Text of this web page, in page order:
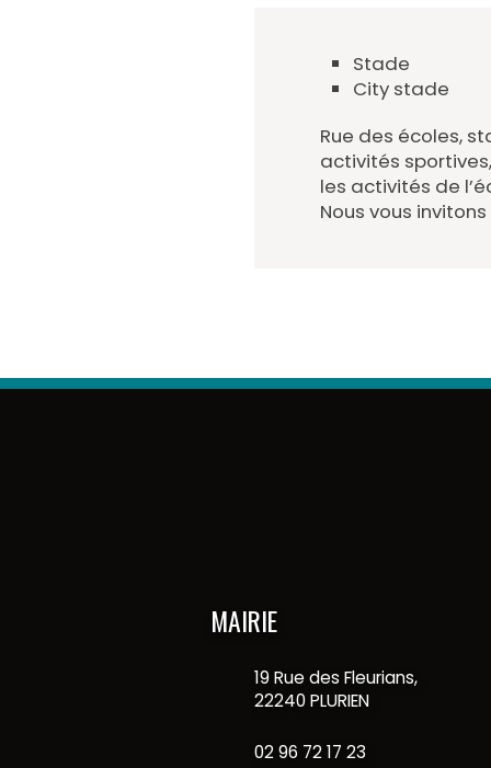
Stade
City stade
Rue des écoles,
activités
les activités de
Nous vous
MAIRIE
19 Rue des Fleurians,
22240 PLURIEN
02 96 72 17 23